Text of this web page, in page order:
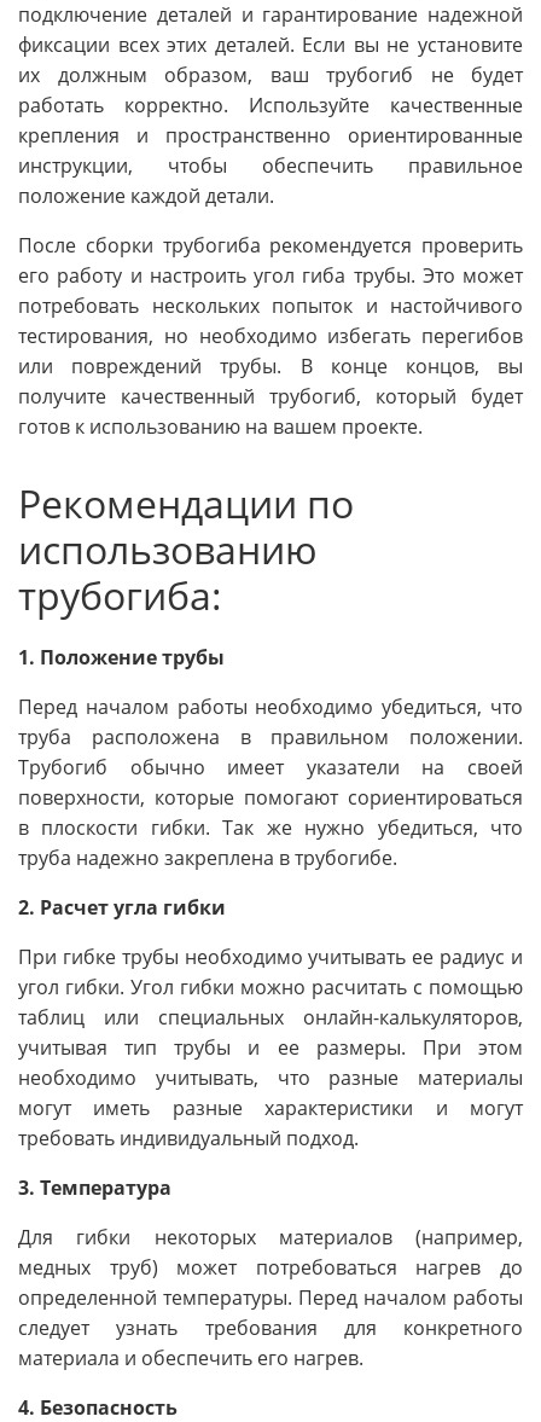
подключение деталей и гарантирование надежной
фиксации всех этих деталей. Если вы не установите
их должным образом, ваш трубогиб не будет
работать корректно. Используйте качественные
крепления и пространственно ориентированные
инструкции, чтобы обеспечить правильное
положение каждой детали.
После сборки трубогиба рекомендуется проверить
его работу и настроить угол гиба трубы. Это может
потребовать нескольких попыток и настойчивого
тестирования, но необходимо избегать перегибов
или повреждений трубы. В конце концов, вы
получите качественный трубогиб, который будет
готов к использованию на вашем проекте.
Рекомендации по
использованию
трубогиба:
1. Положение трубы
Перед началом работы необходимо убедиться, что
труба расположена в правильном положении.
Трубогиб обычно имеет указатели на своей
поверхности, которые помогают сориентироваться
в плоскости гибки. Так же нужно убедиться, что
труба надежно закреплена в трубогибе.
2. Расчет угла гибки
При гибке трубы необходимо учитывать ее радиус и
угол гибки. Угол гибки можно расчитать с помощью
таблиц или специальных онлайн-калькуляторов,
учитывая тип трубы и ее размеры. При этом
необходимо учитывать, что разные материалы
могут иметь разные характеристики и могут
требовать индивидуальный подход.
3. Температура
Для гибки некоторых материалов (например,
медных труб) может потребоваться нагрев до
определенной температуры. Перед началом работы
следует узнать требования для конкретного
материала и обеспечить его нагрев.
4. Безопасность